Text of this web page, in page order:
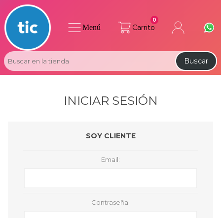
Carrito
0
Buscar
Menú
INICIAR SESIÓN
SOY CLIENTE
Email:
Contraseña: